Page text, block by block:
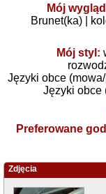
Mój
Brunet(ka) |
Mój styl:
Języki obce
Języki obce
Preferowane
Zdjęcia